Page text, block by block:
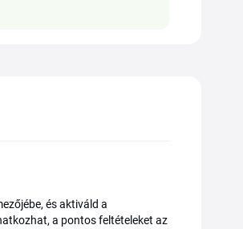
és aktiváld a
a pontos feltételeket az